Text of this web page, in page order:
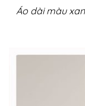
Áo dài màu